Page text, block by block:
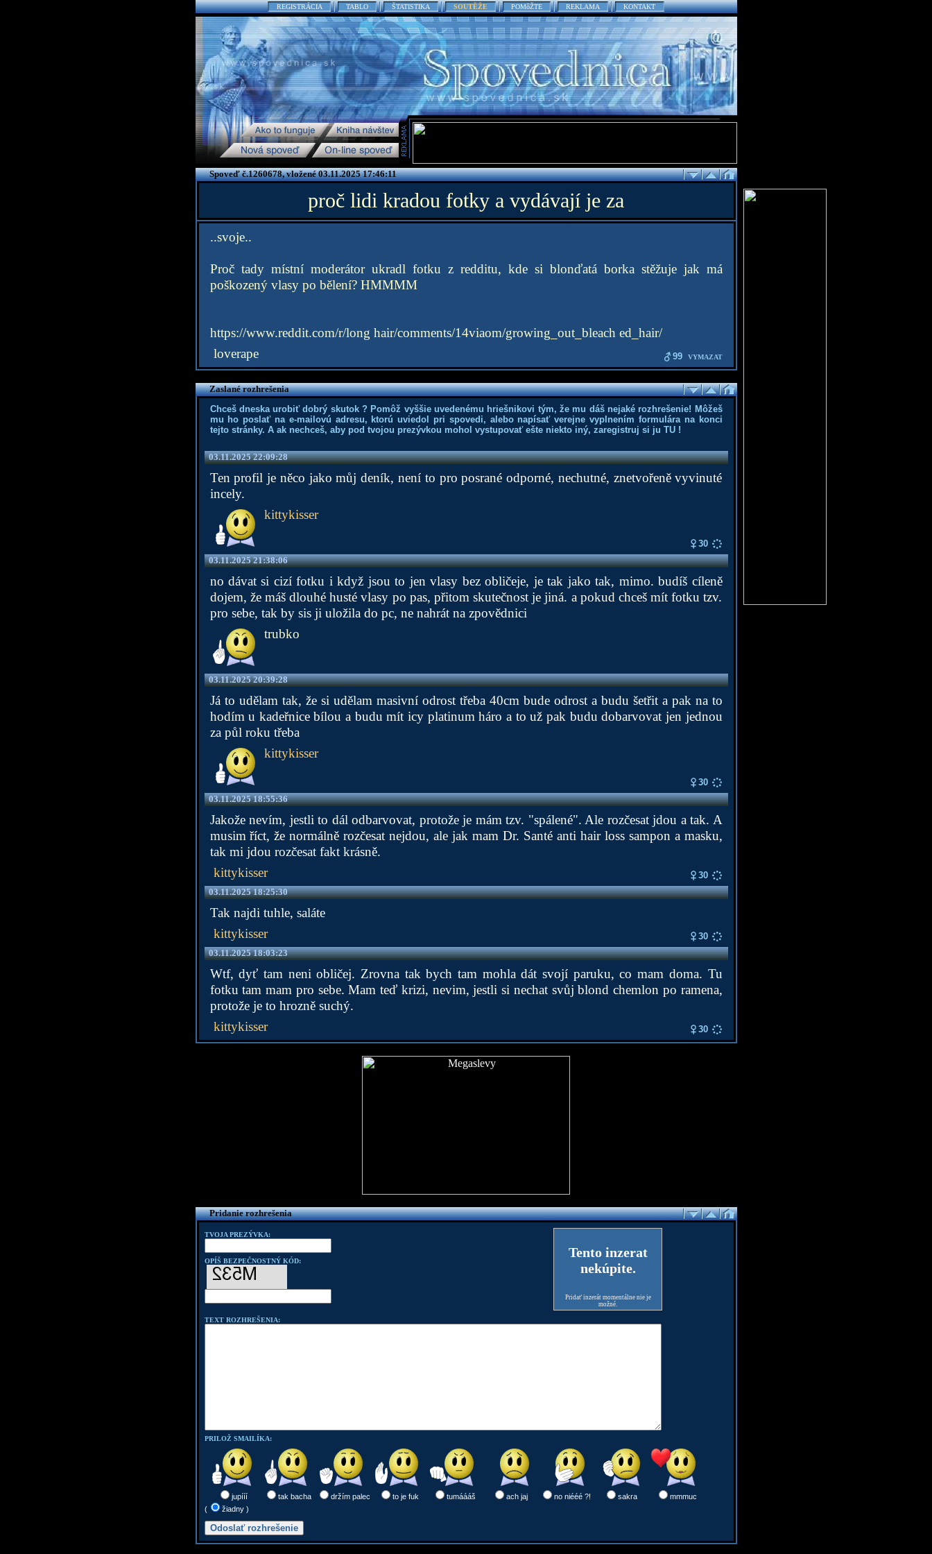
REGISTRÁCIA TABLO ŠTATISTIKA SOUTĚŽE POMôŽTE REKLAMA KONTAKT
Spoveď č.1260678, vložené 03.11.2025 17:46:11
proč lidi kradou fotky a vydávají je za
..svoje..
Proč tady místní moderátor ukradl fotku z redditu, kde si blonďatá borka stěžuje jak má
poškozený vlasy po bělení? HMMMM
https://www.reddit.com/r/long hair/comments/14viaom/growing_out_bleach ed_hair/
loverape
99 VYMAZAT
Zaslané rozhrešenia
Chceš dneska urobiť dobrý skutok ? Pomôž vyššie uvedenému hriešnikovi tým, že mu dáš nejaké rozhrešenie! Môžeš
mu ho poslať na e-mailovú adresu, ktorú uviedol pri spovedi, alebo napísať verejne vyplnením formulára na konci
tejto stránky. A ak nechceš, aby pod tvojou prezývkou mohol vystupovať ešte niekto iný, zaregistruj si ju TU!
03.11.2025 22:09:28
Ten profil je něco jako můj deník, není to pro posrané odporné, nechutné, znetvořeně vyvinuté
incely.
kittykisser
30
03.11.2025 21:38:06
no dávat si cizí fotku i když jsou to jen vlasy bez obličeje, je tak jako tak, mimo. budíš cíleně
dojem, že máš dlouhé husté vlasy po pas, přitom skutečnost je jiná. a pokud chceš mít fotku tzv.
pro sebe, tak by sis ji uložila do pc, ne nahrát na zpovědnici
trubko
03.11.2025 20:39:28
Já to udělam tak, že si udělam masivní odrost třeba 40cm bude odrost a budu šetřit a pak na to
hodím u kadeřnice bílou a budu mít icy platinum háro a to už pak budu dobarvovat jen jednou
za půl roku třeba
kittykisser
30
03.11.2025 18:55:36
Jakože nevím, jestli to dál odbarvovat, protože je mám tzv. "spálené". Ale rozčesat jdou a tak. A
musim říct, že normálně rozčesat nejdou, ale jak mam Dr. Santé anti hair loss sampon a masku,
tak mi jdou rozčesat fakt krásně.
kittykisser
30
03.11.2025 18:25:30
Tak najdi tuhle, saláte
kittykisser
30
03.11.2025 18:03:23
Wtf, dyť tam neni obličej. Zrovna tak bych tam mohla dát svojí paruku, co mam doma. Tu
fotku tam mam pro sebe. Mam teď krizi, nevim, jestli si nechat svůj blond chemlon po ramena,
protože je to hrozně suchý.
kittykisser
30
Pridanie rozhrešenia
TVOJA PREZÝVKA:
OPÍŠ BEZPEČNOSTNÝ KÓD:
Tento inzerat
nekúpite.
Pridať inzerát momentálne nie je
možné.
TEXT ROZHREŠENIA:
PRILOŽ SMAILÍKA:
jupííí tak bacha držím palec to je fuk tumáááš ach jaj no niééé ?! sakra
mmmuc
(
žiadny )